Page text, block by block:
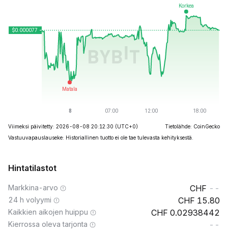
Viimeksi päivitetty: 2026-08-08 20:12:30 (UTC+0)
Tietolähde: CoinGecko
Vastuuvapauslauseke: Historiallinen tuotto ei ole tae tulevasta kehityksestä.
Hintatilastot
Markkina-arvo --
24 h volyymi 15.80
Kaikkien aikojen huippu 0.02938442
Kierrossa oleva tarjonta --